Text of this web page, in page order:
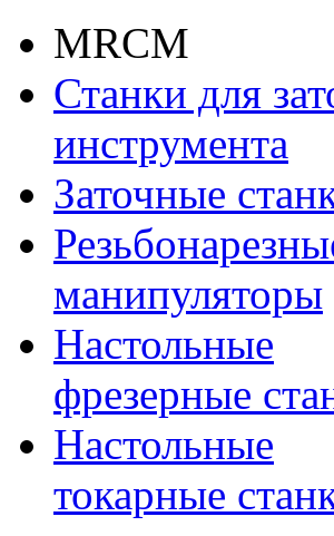
MRCM
Станки для
инструмента
Заточные
манипуляторы
Настольные
фрезерные
Настольные
токарные